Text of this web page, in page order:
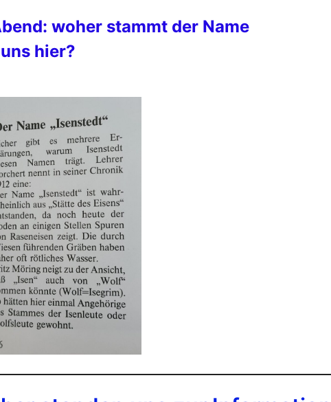
woher stammt der Name
hier?